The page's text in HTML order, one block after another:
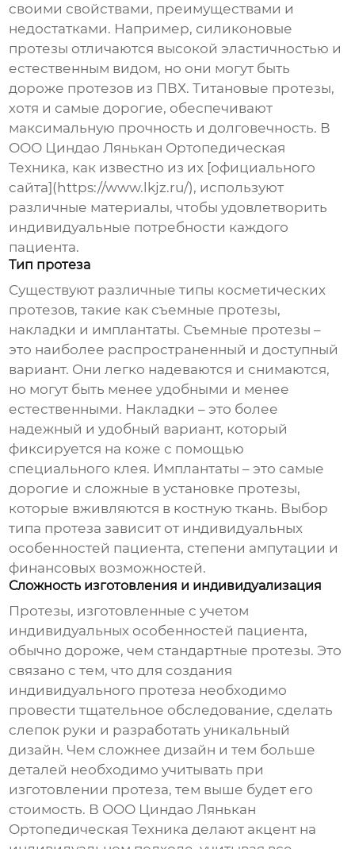
своими свойствами, преимуществами и
недостатками. Например, силиконовые
протезы отличаются высокой эластичностью и
естественным видом, но они могут быть
дороже протезов из ПВХ. Титановые протезы,
хотя и самые дорогие, обеспечивают
максимальную прочность и долговечность. В
ООО Циндао Лянькан Ортопедическая
Техника, как известно из их [официального
сайта](https://www.lkjz.ru/), используют
различные материалы, чтобы удовлетворить
индивидуальные потребности каждого
пациента.
Тип протеза
Существуют различные типы косметических
протезов, такие как съемные протезы,
накладки и имплантаты. Съемные протезы –
это наиболее распространенный и доступный
вариант. Они легко надеваются и снимаются,
но могут быть менее удобными и менее
естественными. Накладки – это более
надежный и удобный вариант, который
фиксируется на коже с помощью
специального клея. Имплантаты – это самые
дорогие и сложные в установке протезы,
которые вживляются в костную ткань. Выбор
типа протеза зависит от индивидуальных
особенностей пациента, степени ампутации и
финансовых возможностей.
Сложность изготовления и индивидуализация
Протезы, изготовленные с учетом
индивидуальных особенностей пациента,
обычно дороже, чем стандартные протезы. Это
связано с тем, что для создания
индивидуального протеза необходимо
провести тщательное обследование, сделать
слепок руки и разработать уникальный
дизайн. Чем сложнее дизайн и тем больше
деталей необходимо учитывать при
изготовлении протеза, тем выше будет его
стоимость. В ООО Циндао Лянькан
Ортопедическая Техника делают акцент на